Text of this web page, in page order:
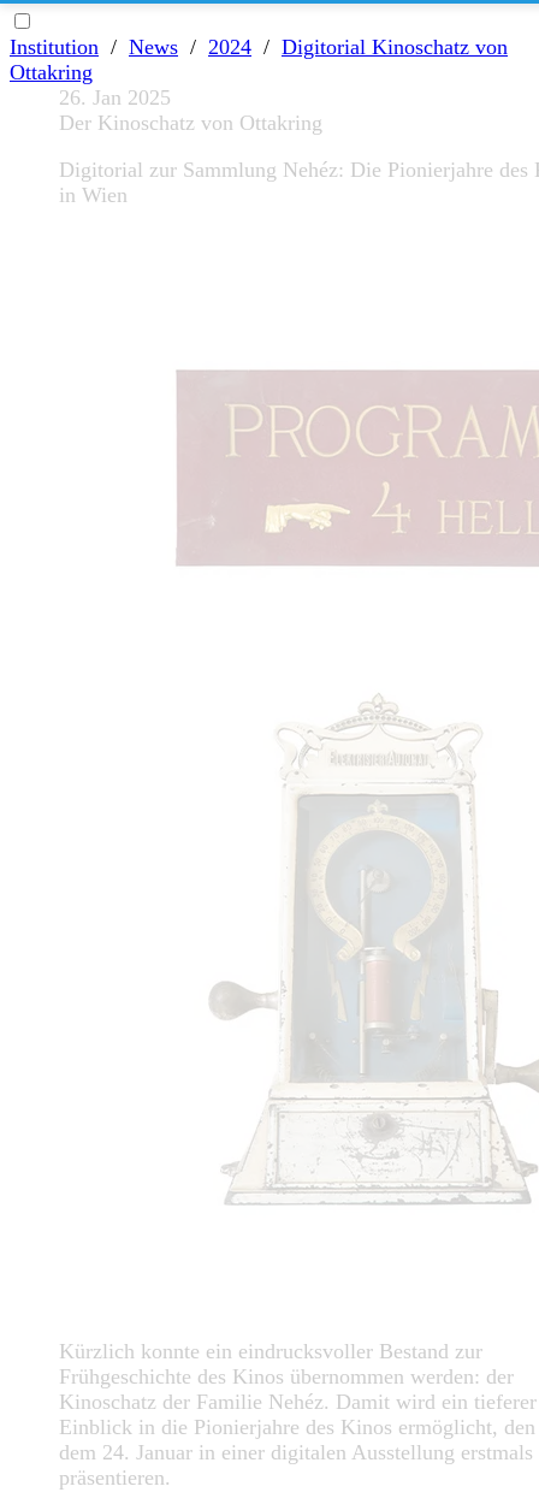
Institution / News / 2024 / Digitorial Kinoschatz von
Ottakring
26. Jan 2025
Der Kinoschatz von Ottakring
Digitorial zur Sammlung Nehéz: Die Pionierjahre des
in Wien
Kürzlich konnte ein eindrucksvoller Bestand zur
Frühgeschichte des Kinos übernommen werden: der
Kinoschatz der Familie Nehéz. Damit wird ein tieferer
Einblick in die Pionierjahre des Kinos ermöglicht,
dem 24. Januar in einer digitalen Ausstellung erstmals
präsentieren.